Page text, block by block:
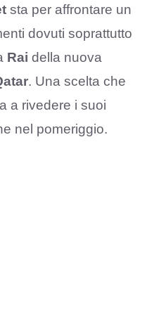
sta per affrontare un
dovuti soprattutto
Rai della nuova
. Una scelta che
a rivedere i suoi
nel pomeriggio.